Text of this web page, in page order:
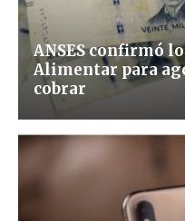
ANSES confirmó
Alimentar para
cobrar